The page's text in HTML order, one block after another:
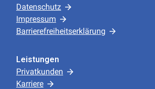
Datenschutz
Impressum
Barrierefreiheitserklärung
Leistungen
Privatkunden
Karriere